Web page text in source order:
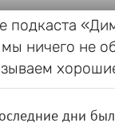
подкаста
ничего не
дни